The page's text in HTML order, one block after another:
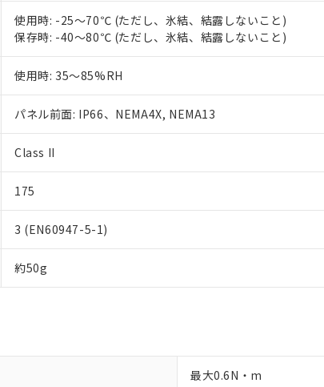
使用時: -25～70℃ (ただし、氷結、結露しないこと)
保存時: -40～80℃ (ただし、氷結、結露しないこと)
使用時: 35～85%RH
パネル前面: IP66、NEMA4X, NEMA13
Class II
175
3 (EN60947-5-1)
約50g
最大0.6N・m
また、RoHS指令のフタル酸エステル類４物質の対応
混在することから備考欄に対応日を記載しておりました
既に当社にて対応品への在庫切替を完了しているこ
り割愛しております。